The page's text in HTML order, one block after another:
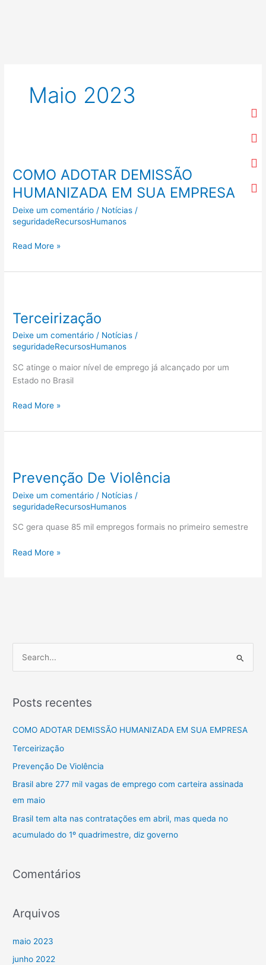
Maio 2023
COMO ADOTAR DEMISSÃO
HUMANIZADA EM SUA EMPRESA
Deixe um comentário / Notícias /
seguridadeRecursosHumanos
DEMISSÃO
HUMANIZADA
EM
SUA
EMPRESA
Read More »
Terceirização
Deixe um comentário / Notícias /
seguridadeRecursosHumanos
SC atinge o maior nível de emprego já alcançado por um
Estado no Brasil
Read More »
Prevenção De Violência
Deixe um comentário / Notícias /
seguridadeRecursosHumanos
SC gera quase 85 mil empregos formais no primeiro semestre
Violência
Read More »
q
a
r
p
o
r
Posts recentes
COMO ADOTAR DEMISSÃO HUMANIZADA EM SUA EMPRESA
Terceirização
Prevenção De Violência
Brasil abre 277 mil vagas de emprego com carteira assinada
em maio
Brasil tem alta nas contratações em abril, mas queda no
acumulado do 1º quadrimestre, diz governo
Comentários
Arquivos
maio 2023
junho 2022